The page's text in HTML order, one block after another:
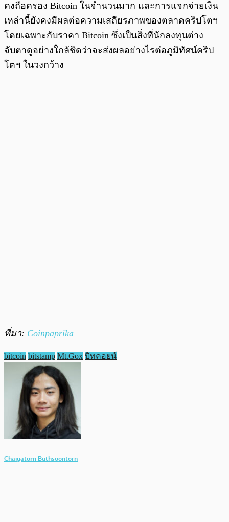
คงถือครอง Bitcoin ในจำนวนมาก และการแจกจ่ายเงิน
เหล่านี้ยังคงมีผลต่อความเสถียรภาพของตลาดคริปโตฯ
โดยเฉพาะกับราคา Bitcoin ซึ่งเป็นสิ่งที่นักลงทุนต่าง
จับตาดูอย่างใกล้ชิดว่าจะส่งผลอย่างไรต่อภูมิทัศน์คริป
โตฯ ในวงกว้าง
ที่มา: Coinpaprika
bitcoin bitstamp Mt.Gox บิทคอยน์
Chaiyatorn Buthsoontorn